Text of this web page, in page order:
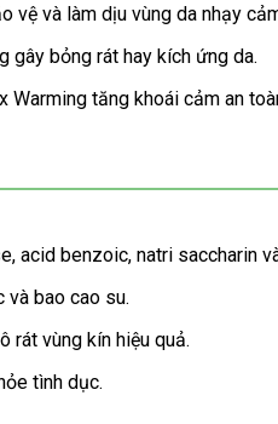
vệ và làm dịu vùng da nhạy
gây bỏng rát hay kích ứng da.
acid benzoic, natri saccharin
và bao cao su.
rát vùng kín hiệu quả.
tình dục.